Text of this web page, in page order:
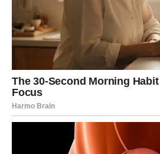
Ako želite izbjeći upotrebu
mogu biti jednako efikasna. Ulje
od najpoznatijih sredstava koje
Jednostavno se nanese na
postave na kritična mjesta. Ovaj
kućne ljubimce i ljude, za razliku
toksičan.Još snažnije dejstvo
metvice, čili praha i češnjaka u
vodom i raspršivanih po ivicama
mješavina stvara snažan miris